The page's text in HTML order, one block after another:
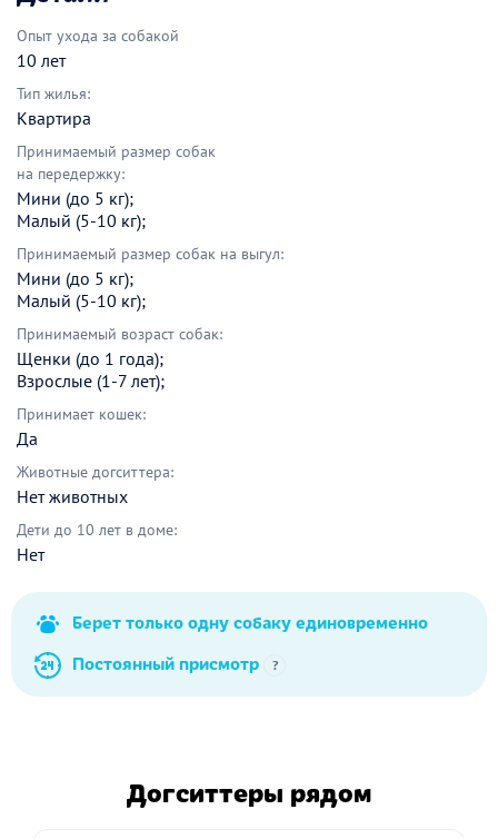
Опыт ухода за собакой
10 лет
Тип жилья:
Квартира
Принимаемый размер собак
на передержку:
Мини (до 5 кг);
Малый (5-10 кг);
Принимаемый размер собак на выгул:
Мини (до 5 кг);
Малый (5-10 кг);
Принимаемый возраст собак:
Щенки (до 1 года);
Взрослые (1-7 лет);
Принимает кошек:
Да
Животные догситтера:
Нет животных
Дети до 10 лет в доме:
Нет
Берет только одну собаку единовременно
Постоянный присмотр
?
Догситтеры рядом